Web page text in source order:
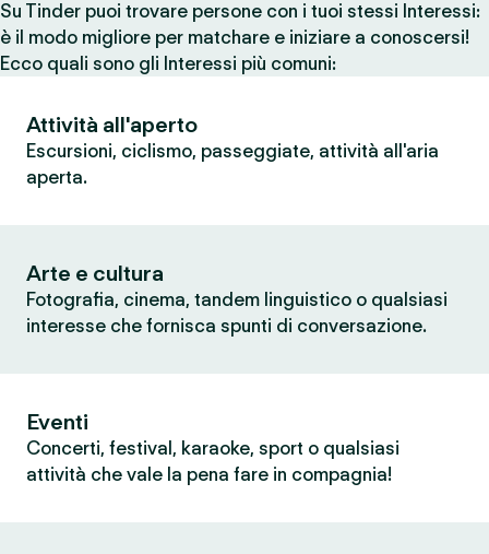
Su Tinder puoi trovare persone con i tuoi stessi Interessi:
è il modo migliore per matchare e iniziare a conoscersi!
Ecco quali sono gli Interessi più comuni:
Attività all'aperto
Escursioni, ciclismo, passeggiate, attività all'aria
aperta.
Arte e cultura
Fotografia, cinema, tandem linguistico o qualsiasi
interesse che fornisca spunti di conversazione.
Eventi
Concerti, festival, karaoke, sport o qualsiasi
attività che vale la pena fare in compagnia!